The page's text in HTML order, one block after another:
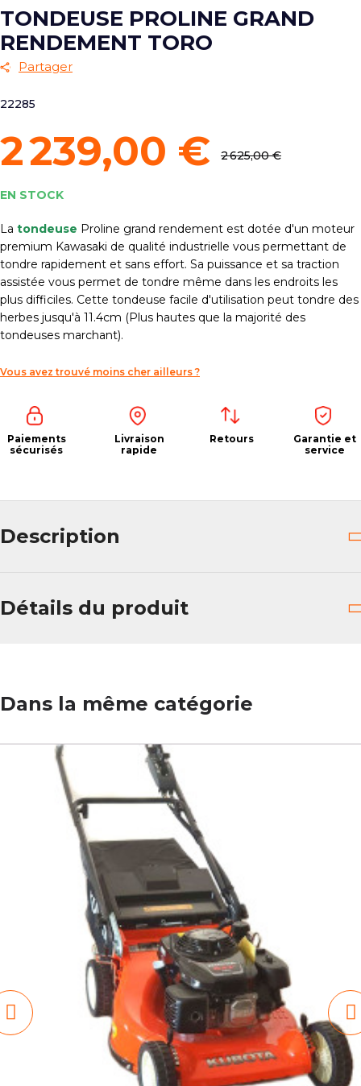
TONDEUSE PROLINE GRAND
RENDEMENT TORO
Partager
22285
2 239,00 € 2 625,00 €
EN STOCK
La tondeuse Proline grand rendement est dotée d'un moteur
premium Kawasaki de qualité industrielle vous permettant de
tondre rapidement et sans effort. Sa puissance et sa traction
assistée vous permet de tondre même dans les endroits les
plus difficiles. Cette tondeuse facile d'utilisation peut tondre des
herbes jusqu'à 11.4cm (Plus hautes que la majorité des
tondeuses marchant).
Vous avez trouvé moins cher ailleurs ?
Paiements
sécurisés
Livraison
rapide
Retours
Garantie et
service
Description
Détails du produit
Dans la même catégorie